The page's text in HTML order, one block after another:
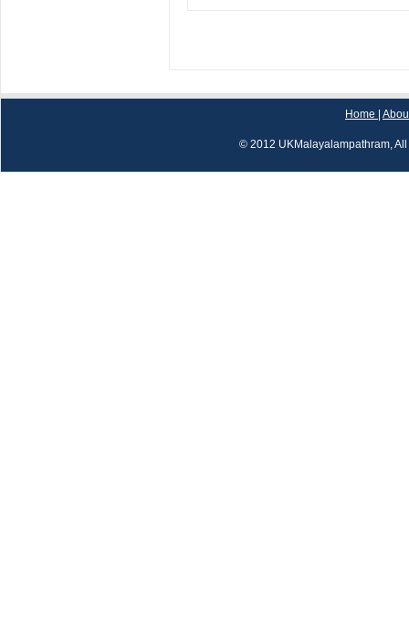
Home
© 2012 UKMalayalampathram,